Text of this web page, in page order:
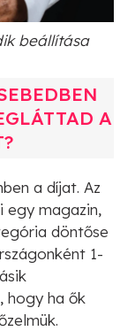
beállítása
A
a díjat. Az
egy magazin,
döntőse
1-
hogy ha ők